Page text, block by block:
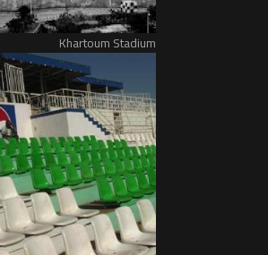
Khartoum Stadium